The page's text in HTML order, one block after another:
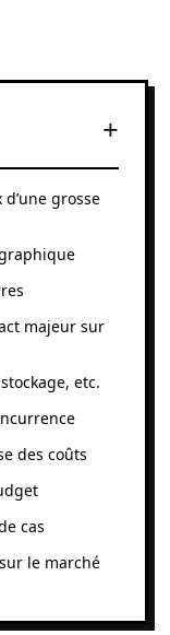
grosse
majeur sur
etc.
des coûts
cas
le marché